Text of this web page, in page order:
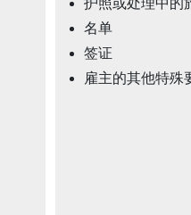
名单
签证
雇主的其他特殊